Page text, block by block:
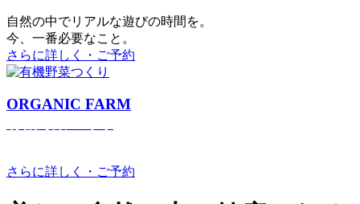
⾃然の中でリアルな遊びの時間を。
今、⼀番必要なこと。
さらに詳しく・ご予約
ORGANIC FARM
さらに詳しく・ご予約